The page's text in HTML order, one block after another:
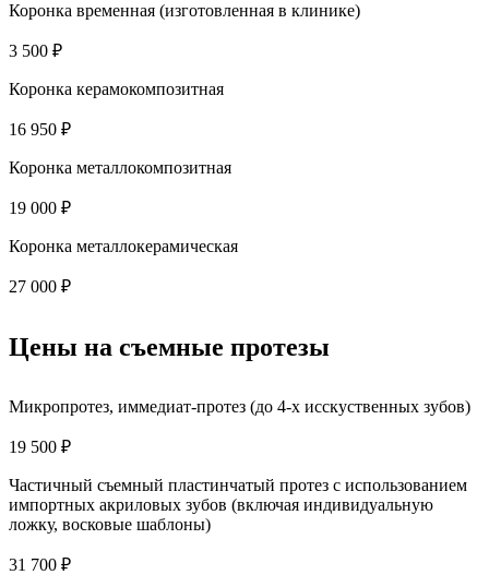
Коронка временная (изготовленная в клинике)
3 500 ₽
Коронка керамокомпозитная
16 950 ₽
Коронка металлокомпозитная
19 000 ₽
Коронка металлокерамическая
27 000 ₽
Цены на съемные протезы
Микропротез, иммедиат-протез (до 4-х исскуственных зубов)
19 500 ₽
Частичный съемный пластинчатый протез с использованием
импортных акриловых зубов (включая индивидуальную
ложку, восковые шаблоны)
31 700 ₽